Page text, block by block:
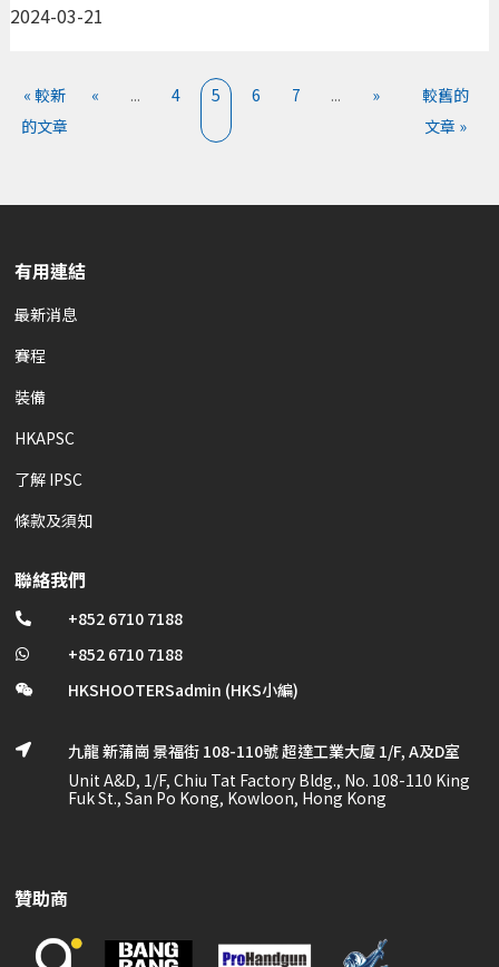
2024-03-21
« 較新
的文章
« ... 4 5 6 7 ... »
較舊的
文章 »
有用連結
最新消息
賽程
裝備
HKAPSC
了解 IPSC
條款及須知
聯絡我們
 +852 6710 7188
 +852 6710 7188
 HKSHOOTERSadmin (HKS小編)

九龍 新蒲崗 景福街 108-110號 超達工業大廈 1/F, A及D室
Unit A&D, 1/F, Chiu Tat Factory Bldg., No. 108-110 King
Fuk St., San Po Kong, Kowloon, Hong Kong
贊助商